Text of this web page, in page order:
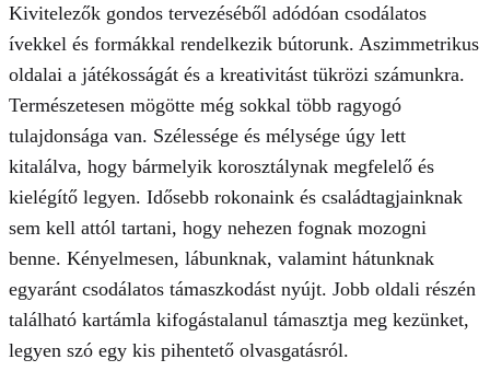
Kivitelezők gondos tervezéséből adódóan csodálatos
ívekkel és formákkal rendelkezik bútorunk. Aszimmetrikus
oldalai a játékosságát és a kreativitást tükrözi számunkra.
Természetesen mögötte még sokkal több ragyogó
tulajdonsága van. Szélessége és mélysége úgy lett
kitalálva, hogy bármelyik korosztálynak megfelelő és
kielégítő legyen. Idősebb rokonaink és családtagjainknak
sem kell attól tartani, hogy nehezen fognak mozogni
benne. Kényelmesen, lábunknak, valamint hátunknak
egyaránt csodálatos támaszkodást nyújt. Jobb oldali részén
található kartámla kifogástalanul támasztja meg kezünket,
legyen szó egy kis pihentető olvasgatásról.